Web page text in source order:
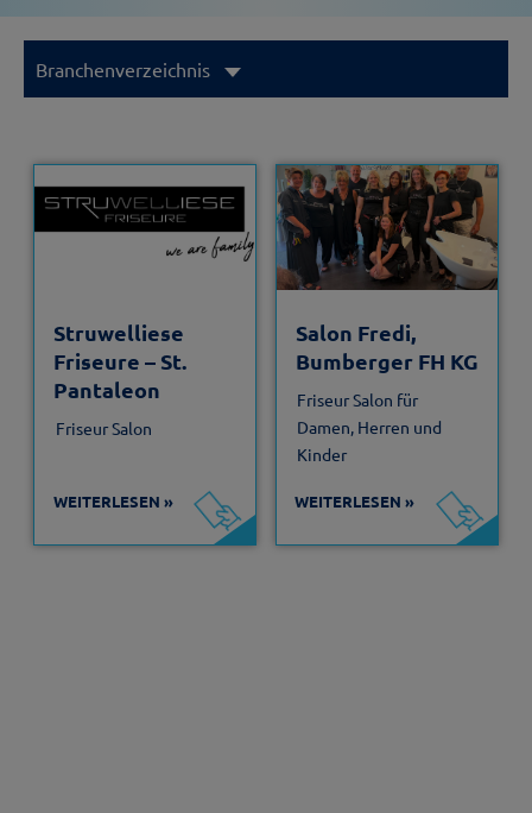
Branchenverzeichnis
Struwelliese
Friseure – St.
Pantaleon
Friseur Salon
WEITERLESEN
Salon Fredi,
Bumberger FH KG
Friseur Salon für
Damen, Herren und
Kinder
WEITERLESEN